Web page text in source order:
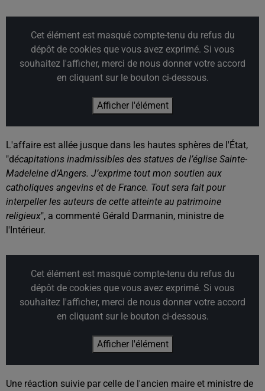
Cet élément est masqué compte-tenu du refus du
dépôt de cookies que vous avez exprimé. Si vous
souhaitez l'afficher, merci de nous donner votre accord
en cliquant sur le bouton ci-dessous.
Afficher l'élément
L'affaire est allée jusque dans les hautes sphères de l'État,
"décapitations inadmissibles des statues de l’église Sainte-
Madeleine d’Angers. J’exprime tout mon soutien aux
catholiques angevins et de France. Tout sera fait pour
interpeller les auteurs de cette atteinte au patrimoine
religieux", a commenté Gérald Darmanin, ministre de
l'Intérieur.
Cet élément est masqué compte-tenu du refus du
dépôt de cookies que vous avez exprimé. Si vous
souhaitez l'afficher, merci de nous donner votre accord
en cliquant sur le bouton ci-dessous.
Afficher l'élément
Une réaction suivie par celle de l'ancien maire et ministre de